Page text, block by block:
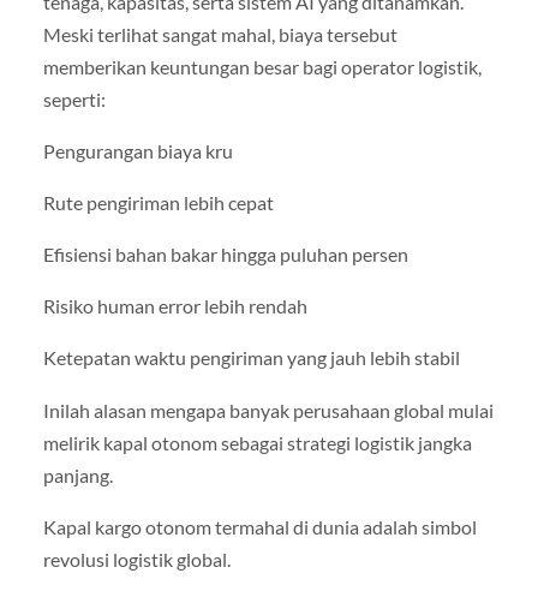
Meski terlihat sangat mahal, biaya tersebut
memberikan keuntungan besar bagi operator logistik,
seperti:
Pengurangan biaya kru
Rute pengiriman lebih cepat
Efisiensi bahan bakar hingga puluhan persen
Risiko human error lebih rendah
Ketepatan waktu pengiriman yang jauh lebih stabil
Inilah alasan mengapa banyak perusahaan global mulai
melirik kapal otonom sebagai strategi logistik jangka
panjang.
Kapal kargo otonom termahal di dunia adalah simbol
revolusi logistik global.